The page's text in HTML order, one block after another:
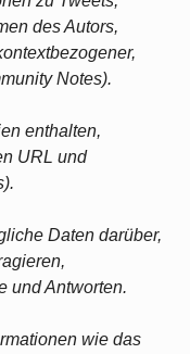
des Autors,
Notes).
enthalten,
URL und
Daten darüber,
und Antworten.
wie das